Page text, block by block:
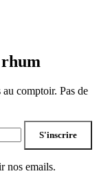
rhum
comptoir. Pas de
S'inscrire
nos emails.